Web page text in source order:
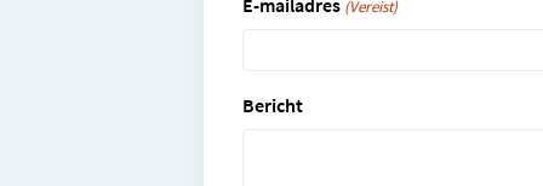
E-mailadres (Vereist)
Bericht